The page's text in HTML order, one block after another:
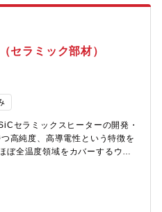
界No.1シェアを誇り、国産車で
に1台は当社製品が使用されて
セラミック部材）
セラミックスヒーターの開発・
高純度、高導電性という特徴を
ぼ全温度領域をカバーするウエ
わせたカスタム開発・設計が可
の確認と製品実現化の検討■試
げに伴う顧客とのプロジェクト